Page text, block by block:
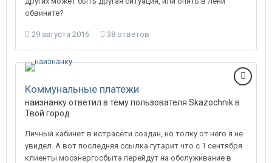
обвините?
29 августа 2016 38 ответов
Коммунальные платежи
наизнанкуответил в тему пользователя Skazochnikв
Твой город
Личный кабинет в истрасети создан, но толку от него я не
увидел. А вот последняя ссылка гутарит что с 1 сентября
клиенты мосэнергосбыта перейдут на обслуживание в